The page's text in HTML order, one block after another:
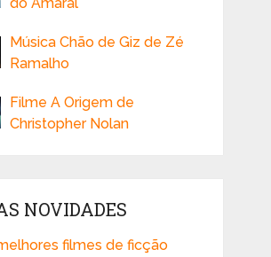
do Amaral
Música Chão de Giz de Zé
Ramalho
Filme A Origem de
Christopher Nolan
NOVIDADES
filmes de ficção